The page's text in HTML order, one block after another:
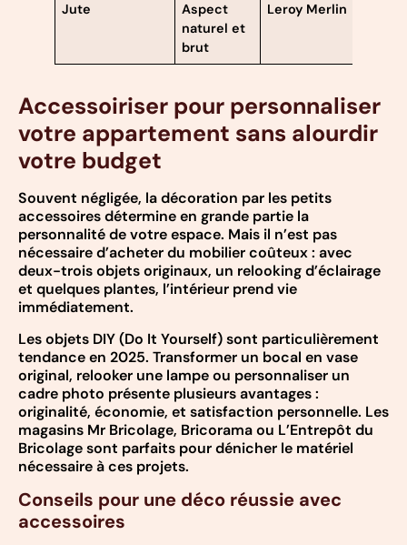
Jute
Aspect
naturel et
brut
Leroy Merlin
Accessoiriser pour personnaliser
votre appartement sans alourdir
votre budget
Souvent négligée, la décoration par les petits
accessoires détermine en grande partie la
personnalité de votre espace. Mais il n’est pas
nécessaire d’acheter du mobilier coûteux : avec
deux-trois objets originaux, un relooking d’éclairage
et quelques plantes, l’intérieur prend vie
immédiatement.
Les objets DIY (Do It Yourself) sont particulièrement
tendance en 2025. Transformer un bocal en vase
original, relooker une lampe ou personnaliser un
cadre photo présente plusieurs avantages :
originalité, économie, et satisfaction personnelle. Les
magasins Mr Bricolage, Bricorama ou L’Entrepôt du
Bricolage sont parfaits pour dénicher le matériel
nécessaire à ces projets.
Conseils pour une déco réussie avec
accessoires